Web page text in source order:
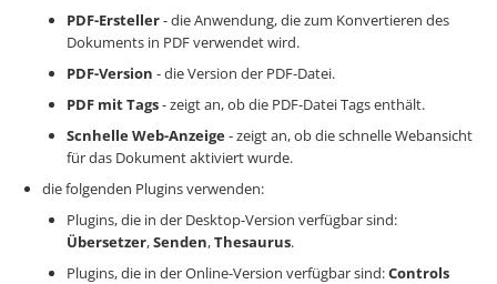
PDF-Ersteller- die Anwendung, die zum Konvertieren des
Dokuments in PDF verwendet wird.
PDF-Version - die Version der PDF-Datei.
PDF mit Tags- zeigt an, ob die PDF-Datei Tags enthält.
Scnhelle Web-Anzeige- zeigt an, ob die schnelle Webansicht
für das Dokument aktiviert wurde.
die folgenden Plugins verwenden:
Plugins, die in der Desktop-Version verfügbar sind:
Übersetzer,Senden,Thesaurus.
Plugins, die in der Online-Version verfügbar sind:Controls